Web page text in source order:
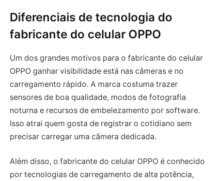
Diferenciais de tecnologia do
fabricante do celular OPPO
Um dos grandes motivos para o fabricante do celular
OPPO ganhar visibilidade está nas câmeras e no
carregamento rápido. A marca costuma trazer
sensores de boa qualidade, modos de fotografia
noturna e recursos de embelezamento por software.
Isso atrai quem gosta de registrar o cotidiano sem
precisar carregar uma câmera dedicada.
Além disso, o fabricante do celular OPPO é conhecido
por tecnologias de carregamento de alta potência,